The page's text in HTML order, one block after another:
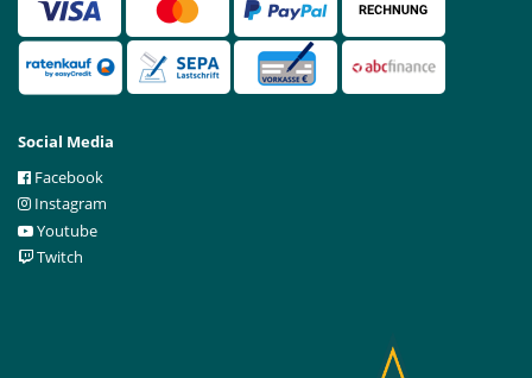
Social Media
Facebook
Instagram
Youtube
Twitch